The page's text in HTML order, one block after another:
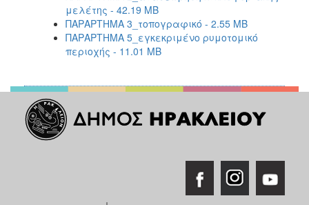
μελέτης - 42.19 MB
ΠΑΡΑΡΤΗΜΑ 3_τοπογραφικό - 2.55 MB
ΠΑΡΑΡΤΗΜΑ 5_εγκεκριμένο ρυμοτομικό
περιοχής - 11.01 MB